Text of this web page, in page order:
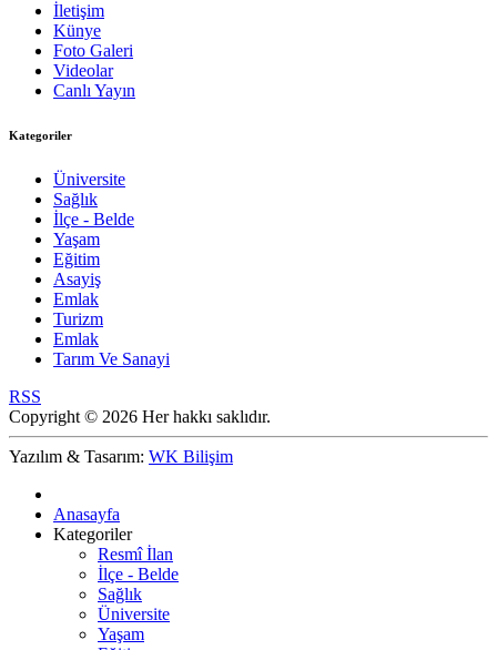
İletişim
Künye
Foto Galeri
Videolar
Canlı Yayın
Kategoriler
Üniversite
Sağlık
İlçe - Belde
Yaşam
Eğitim
Asayiş
Emlak
Turizm
Emlak
Tarım Ve Sanayi
RSS
Copyright © 2026 Her hakkı saklıdır.
Yazılım & Tasarım: WK Bilişim
Anasayfa
Kategoriler
Resmî İlan
İlçe - Belde
Sağlık
Üniversite
Yaşam